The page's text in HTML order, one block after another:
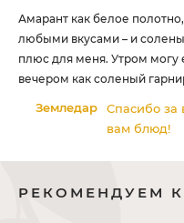
Амарант как белое
любыми вкусами – и
плюс для меня. Утром могу
вечером как соленый
Земледар
Спасибо за
вам блюд!
РЕКОМЕНДУЕМ